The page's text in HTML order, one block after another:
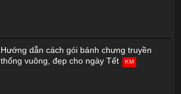
Hướng dẫn cách gói bánh chưng truyền
thống vuông, đẹp cho ngày Tết
KM